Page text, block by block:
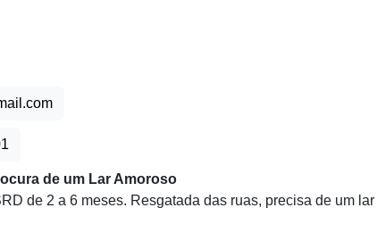
de um Lar Amoroso
de 2 a 6 meses. Resgatada das ruas, precisa de um